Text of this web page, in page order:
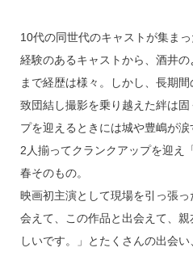
10代の同世代のキャストが集ま
経験のあるキャストから、酒井
まで経歴は様々。しかし、長期
致団結し撮影を乗り越えた絆は
プを迎えるときには城や豊嶋が
2人揃ってクランクアップを迎え
春そのもの。
映画初主演として現場を引っ張
会えて、この作品と出会えて、
しいです。」とたくさんの出会